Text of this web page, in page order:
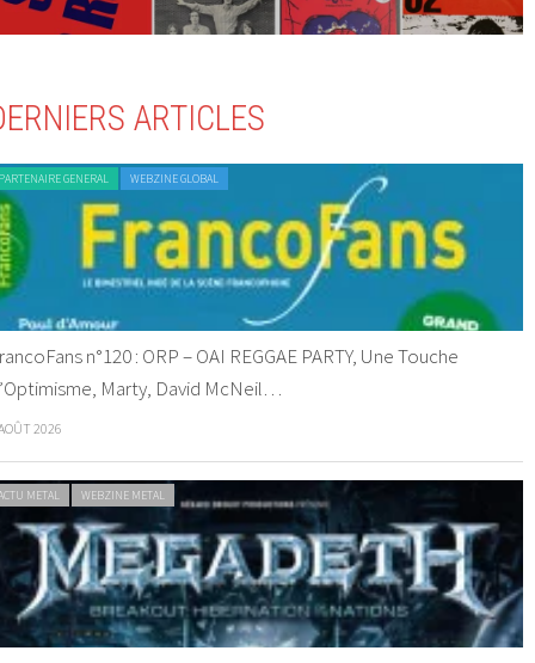
ARTICLES
GENERAL WEBZINE GLOBAL
n°120 : ORP – OAI REGGAE PARTY, Une Touche
Marty, David McNeil…
2026
METAL WEBZINE METAL